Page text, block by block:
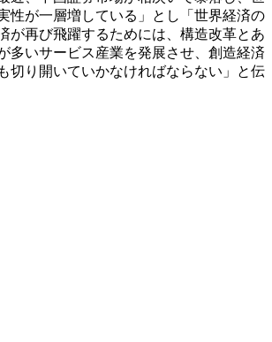
性が一層増している」とし「世界経済の
が再び飛躍するためには、構造改革とあ
多いサービス産業を発展させ、創造経済
切り開いていかなければならない」と伝